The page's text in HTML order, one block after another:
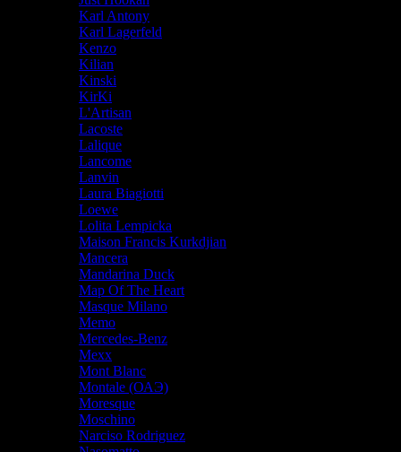
Karl Antony
Karl Lagerfeld
Kenzo
Kilian
Kinski
KirKi
L'Artisan
Lacoste
Lalique
Lancome
Lanvin
Laura Biagiotti
Loewe
Lolita Lempicka
Maison Francis Kurkdjian
Mancera
Mandarina Duck
Map Of The Heart
Masque Milano
Memo
Mercedes-Benz
Mexx
Mont Blanc
Montale (ОАЭ)
Moresque
Moschino
Narciso Rodriguez